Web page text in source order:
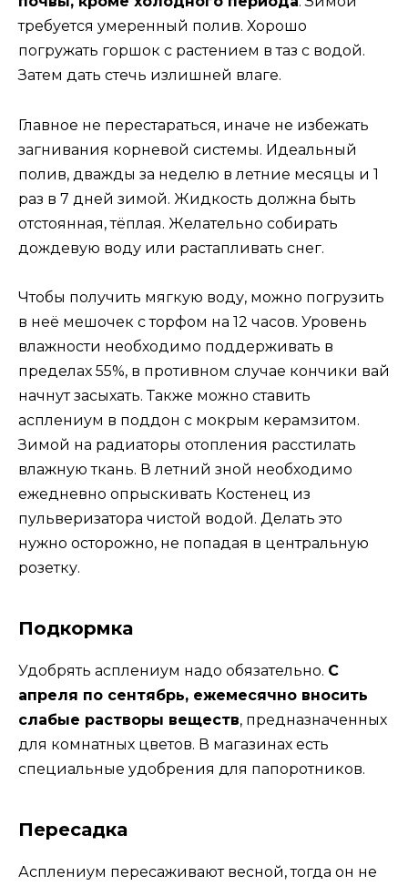
требуется умеренный полив. Хорошо
погружать горшок с растением в таз с водой.
Затем дать стечь излишней влаге.
Главное не перестараться, иначе не избежать
загнивания корневой системы. Идеальный
полив, дважды за неделю в летние месяцы и 1
раз в 7 дней зимой. Жидкость должна быть
отстоянная, тёплая. Желательно собирать
дождевую воду или растапливать снег.
Чтобы получить мягкую воду, можно погрузить
в неё мешочек с торфом на 12 часов. Уровень
влажности необходимо поддерживать в
пределах 55%, в противном случае кончики вай
начнут засыхать. Также можно ставить
асплениум в поддон с мокрым керамзитом.
Зимой на радиаторы отопления расстилать
влажную ткань. В летний зной необходимо
ежедневно опрыскивать Костенец из
пульверизатора чистой водой. Делать это
нужно осторожно, не попадая в центральную
розетку.
Подкормка
Удобрять асплениум надо обязательно. С
апреля по сентябрь, ежемесячно вносить
слабые растворы веществ, предназначенных
для комнатных цветов. В магазинах есть
специальные удобрения для папоротников.
Пересадка
Асплениум пересаживают весной, тогда он не